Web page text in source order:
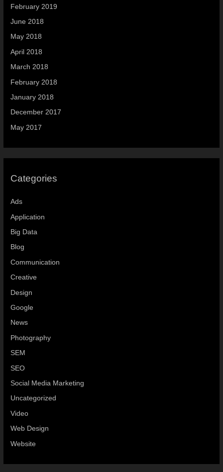
February 2019
June 2018
May 2018
April 2018
March 2018
February 2018
January 2018
December 2017
May 2017
Categories
Ads
Application
Big Data
Blog
Communication
Creative
Design
Google
News
Photography
SEM
SEO
Social Media Marketing
Uncategorized
Video
Web Design
Website